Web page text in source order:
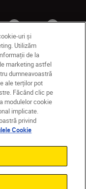
Setări cookie
to top
uri și
Utilizăm
de la
marketing astfel
dumneavoastră
ale terților pot
Făcând clic pe
modulelor cookie
implicate.
privind
Cookie